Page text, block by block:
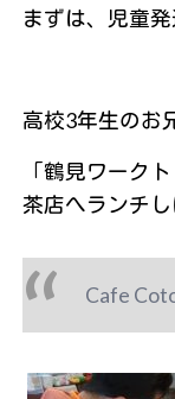
まずは、児童
高校3年生のお
「鶴見ワーク
茶店へランチ
Cafe